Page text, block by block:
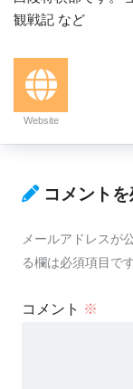
観戦記 など
Website
コメント
メールアドレスが
る欄は必須項目で
コメント ※